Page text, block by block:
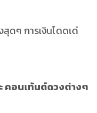
ดๆ การเงินโดดเด่
คอนเท้นต์ดวงต่างๆ